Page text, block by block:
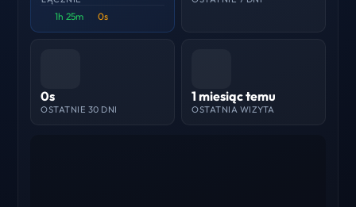
1h 25m 0s
0s
OSTATNIE 30 DNI
1 miesiąc temu
OSTATNIA WIZYTA